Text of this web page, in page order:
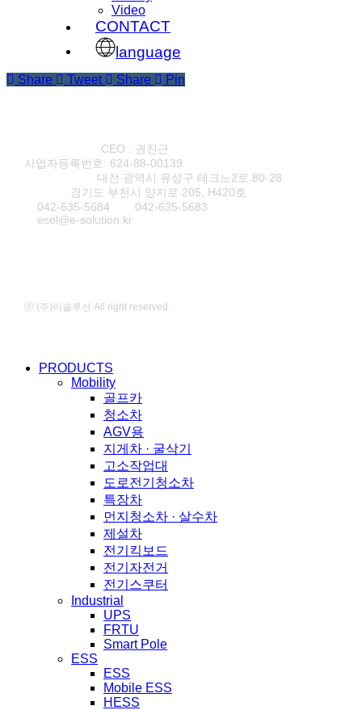
Video
CONTACT
language
Share Tweet Share Pin
CEO : 권진근
사업자등록번호: 624-88-00139
대전 광역시 유성구 테크노2로 80-28
경기도 부천시 양지로 205, H420호
042-635-5684
042-635-5683
esol@e-solution.kr
ⓒ (주)이솔루션 All right reserved.
Close PRODUCTS
Mobility
골프카
청소차
AGV용
지게차 · 굴삭기
고소작업대
도로전기청소차
특장차
먼지청소차 · 살수차
제설차
전기킥보드
전기자전거
전기스쿠터
Industrial
UPS
FRTU
Smart Pole
ESS
ESS
Mobile ESS
HESS